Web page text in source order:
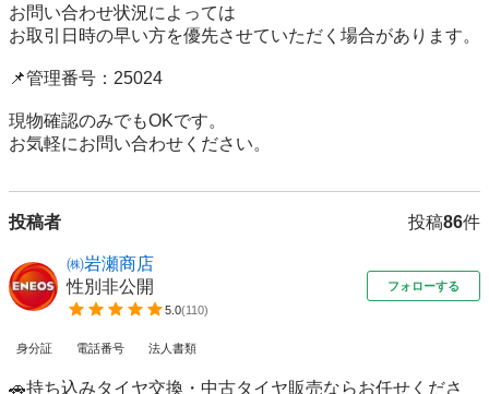
お問い合わせ状況によっては
お取引日時の早い方を優先させていただく場合があります。
📌管理番号：25024
現物確認のみでもOKです。
お気軽にお問い合わせください。
投稿者 投稿86件
㈱岩瀬商店
性別非公開
5.0(110)
フォローする
身分証 電話番号 法人書類
🚗持ち込みタイヤ交換・中古タイヤ販売ならお任せくださ